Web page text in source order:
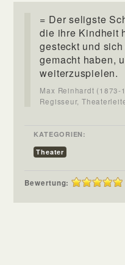
= Der seligste
die ihre Kindheit
gesteckt und
gemacht haben,
weiterzuspielen.
Max Reinhardt (1873-
Regisseur,
KATEGORIEN:
Theater
Bewertung: